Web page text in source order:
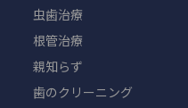
虫歯治療
根管治療
親知らず
歯のクリーニング